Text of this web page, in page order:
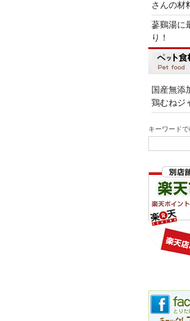
さんの材
蔘鷄湯に
り！
国産無添
鶏むねジ
キーワードで